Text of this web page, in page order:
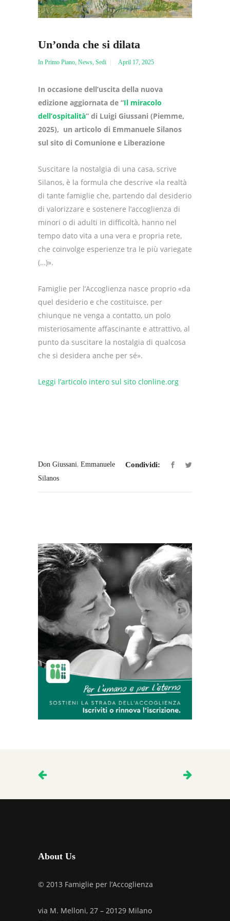
Un’onda che si dilata
In Primo Piano News Sedi April 17, 2025
In occasione dell’uscita della nuova
edizione aggiornata de “Il miracolo
dell’ospitalità” di Luigi Giussani (Piemme,
2025), un articolo di Emmanuele Silanos
sul sito di Comunione e Liberazione
Suscitare la nostalgia di una casa, scrive
Silanos, è la formula che descrive «la realtà
di tante famiglie che, partendo dal desiderio
di valorizzare e sostenere l’accoglienza di
minori o di adulti in difficoltà, hanno nel
tempo dato vita a una vera e propria rete,
che coinvolge esperienze tra le più variegate
(…)».
Famiglie per l’Accoglienza nasce proprio «da
quel desiderio e che costituisce, per
chiunque ne venga a contatto, un polo
misteriosamente affascinante e attrattivo, al
punto da suscitare la nostalgia di qualcosa
che si desidera anche per sé».
Leggi l’articolo intero sul sito clonline.org
Don Giussani, Emmanuele
Silanos
Condividi:
About Us
© 2013 Famiglie per l’Accoglienza
via M. Melloni, 27 – 20129 Milano